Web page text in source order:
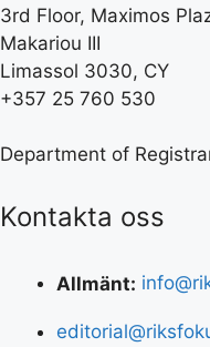
3rd Floor, Maximos
Makariou III
Limassol 3030, CY
+357 25 760 530
Department of
Kontakta oss
Allmänt: